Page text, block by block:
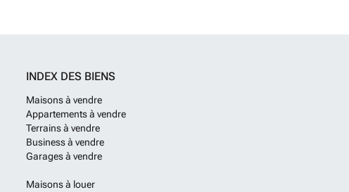
INDEX DES BIENS
Maisons à vendre
Appartements à vendre
Terrains à vendre
Business à vendre
Garages à vendre
Maisons à louer